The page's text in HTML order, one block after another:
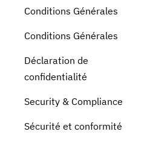
Conditions Générales
Conditions Générales
Déclaration de
confidentialité
Security & Compliance
Sécurité et conformité